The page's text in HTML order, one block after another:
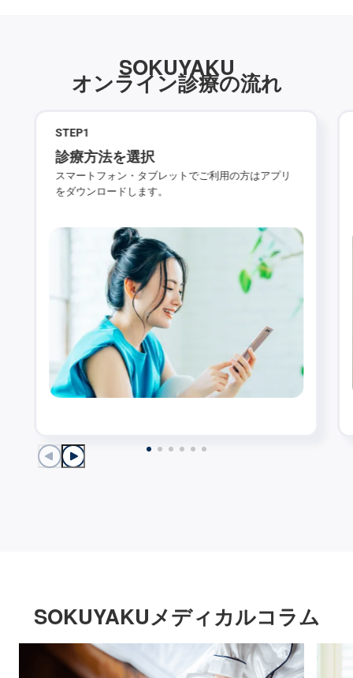
SOKUYAKU
オンライン診療の流れ
STEP1
診療方法を選択
スマートフォン・タブレットでご利用の方はアプリ
をダウンロードします。
SOKUYAKUメディカルコラム